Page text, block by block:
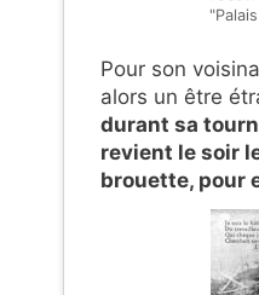
Pour son
alors un être
durant sa
revient le soir
brouette, pour